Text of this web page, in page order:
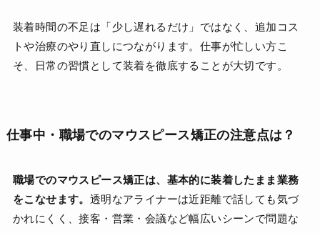
装着時間の不足は「少し遅れるだけ」ではなく、追加コス
トや治療のやり直しにつながります。仕事が忙しい方こ
そ、日常の習慣として装着を徹底することが大切です。
仕事中・職場でのマウスピース矯正の注意点は？
職場でのマウスピース矯正は、基本的に装着したまま業務
をこなせます。 透明なアライナーは近距離で話しても気づ
かれにくく、接客・営業・会議など幅広いシーンで問題な